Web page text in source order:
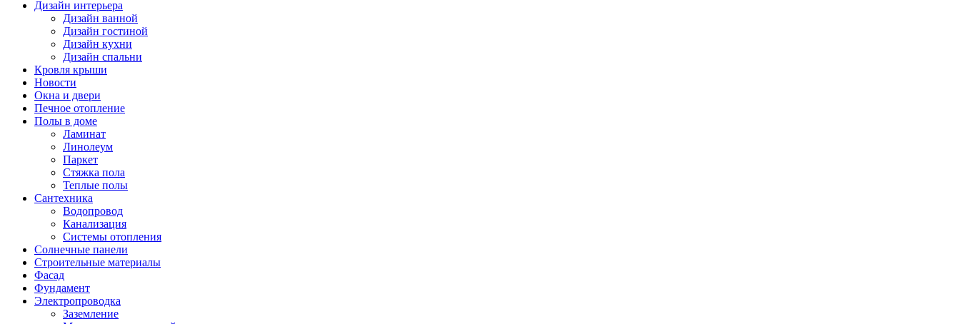
Дизайн интерьера
Дизайн ванной
Дизайн гостиной
Дизайн кухни
Дизайн спальни
Кровля крыши
Новости
Окна и двери
Печное отопление
Полы в доме
Ламинат
Линолеум
Паркет
Стяжка пола
Теплые полы
Сантехника
Водопровод
Канализация
Системы отопления
Солнечные панели
Строительные материалы
Фасад
Фундамент
Электропроводка
Заземление